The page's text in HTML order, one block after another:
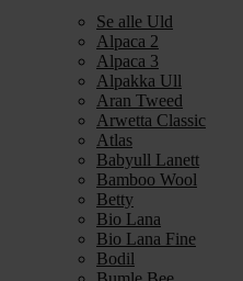
Se alle Uld
Alpaca 2
Alpaca 3
Alpakka Ull
Aran Tweed
Arwetta Classic
Atlas
Babyull Lanett
Bamboo Wool
Betty
Bio Lana
Bio Lana Fine
Bodil